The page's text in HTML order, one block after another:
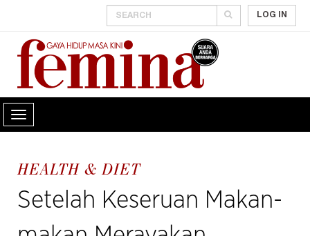
LOG IN
HEALTH & DIET
Setelah Keseruan Makan-